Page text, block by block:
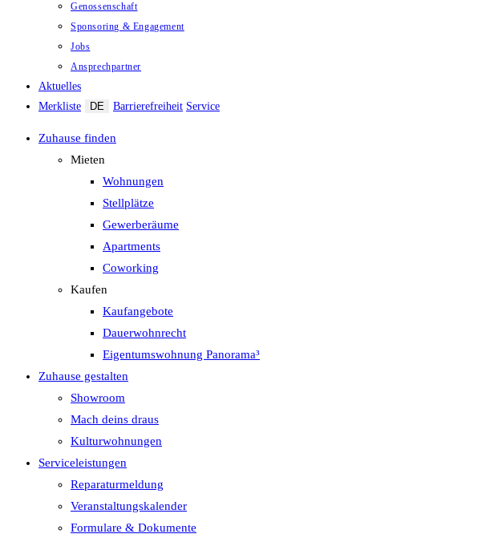
Genossenschaft
Sponsoring & Engagement
Jobs
Ansprechpartner
Aktuelles
Merkliste
DE Barrierefreiheit Service
Zuhause finden
Mieten
Wohnungen
Stellplätze
Gewerberäume
Apartments
Coworking
Kaufen
Kaufangebote
Dauerwohnrecht
Eigentumswohnung Panorama³
Zuhause gestalten
Showroom
Mach deins draus
Kulturwohnungen
Serviceleistungen
Reparaturmeldung
Veranstaltungskalender
Formulare & Dokumente